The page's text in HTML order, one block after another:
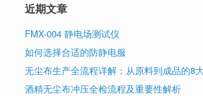
近期文章
FMX-004 静电场测试仪
如何选择合适的防静电服
无尘布生产全流程详解：从原料到成品的8
酒精无尘布冲压全检流程及重要性解析